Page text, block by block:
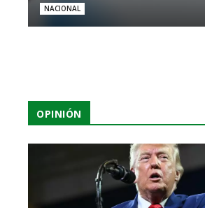
NACIONAL
OPINIÓN